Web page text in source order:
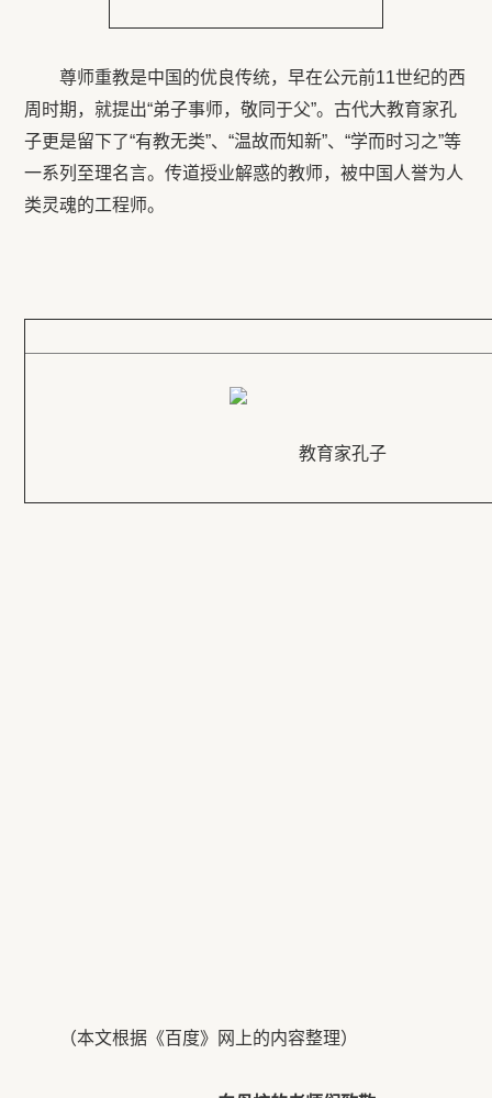
尊师重教是中国的优良传统，早在公元前11世纪的西
周时期，就提出“弟子事师，敬同于父”。古代大教育家孔
子更是留下了“有教无类”、“温故而知新”、“学而时习之”等
一系列至理名言。传道授业解惑的教师，被中国人誉为人
类灵魂的工程师。
教育家孔子
（本文根据《百度》网上的内容整理）